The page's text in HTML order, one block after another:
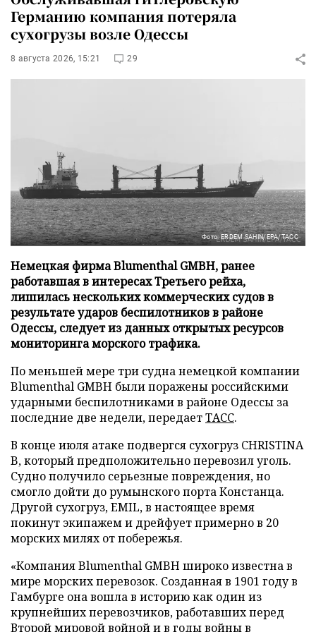
Германию компания потеряла
сухогрузы возле Одессы
8 августа 2026, 15:21 29
Фото: ERDEM SAHIN/EPA/ТАСС
Немецкая фирма Blumenthal GMBH, ранее
работавшая в интересах Третьего рейха,
лишилась нескольких коммерческих судов в
результате ударов беспилотников в районе
Одессы, следует из данных открытых ресурсов
мониторинга морского трафика.
По меньшей мере три судна немецкой компании
Blumenthal GMBH были поражены российскими
ударными беспилотниками в районе Одессы за
последние две недели, передаетТАСС.
В конце июля атаке подвергся сухогруз CHRISTINA
B, который предположительно перевозил уголь.
Судно получило серьезные повреждения, но
смогло дойти до румынского порта Констанца.
Другой сухогруз, EMIL, в настоящее время
покинут экипажем и дрейфует примерно в 20
морских милях от побережья.
«Компания Blumenthal GMBH широко известна в
мире морских перевозок. Созданная в 1901 году в
Гамбурге она вошла в историю как один из
крупнейших перевозчиков, работавших перед
Второй мировой войной и в годы войны в